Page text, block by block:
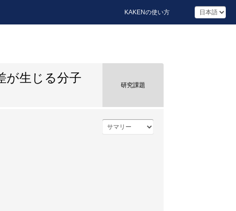
KAKENの使い方
が生じる分子
研究課題